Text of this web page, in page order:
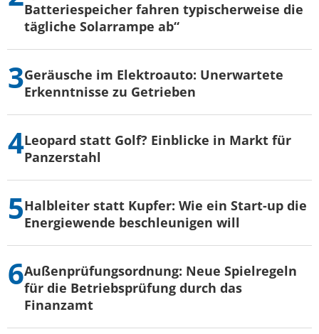
Batteriespeicher fahren typischerweise die
tägliche Solarrampe ab“
Geräusche im Elektroauto: Unerwartete
Erkenntnisse zu Getrieben
Leopard statt Golf? Einblicke in Markt für
Panzerstahl
Halbleiter statt Kupfer: Wie ein Start-up die
Energiewende beschleunigen will
Außenprüfungsordnung: Neue Spielregeln
für die Betriebsprüfung durch das
Finanzamt